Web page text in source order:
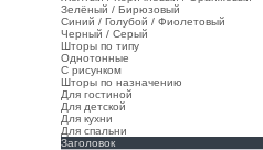
Зелёный / Бирюзовый
Синий / Голубой / Фиолетовый
Черный / Серый
Шторы по типу
Однотонные
С рисунком
Шторы по назначению
Для гостиной
Для детской
Для кухни
Для спальни
Заголовок